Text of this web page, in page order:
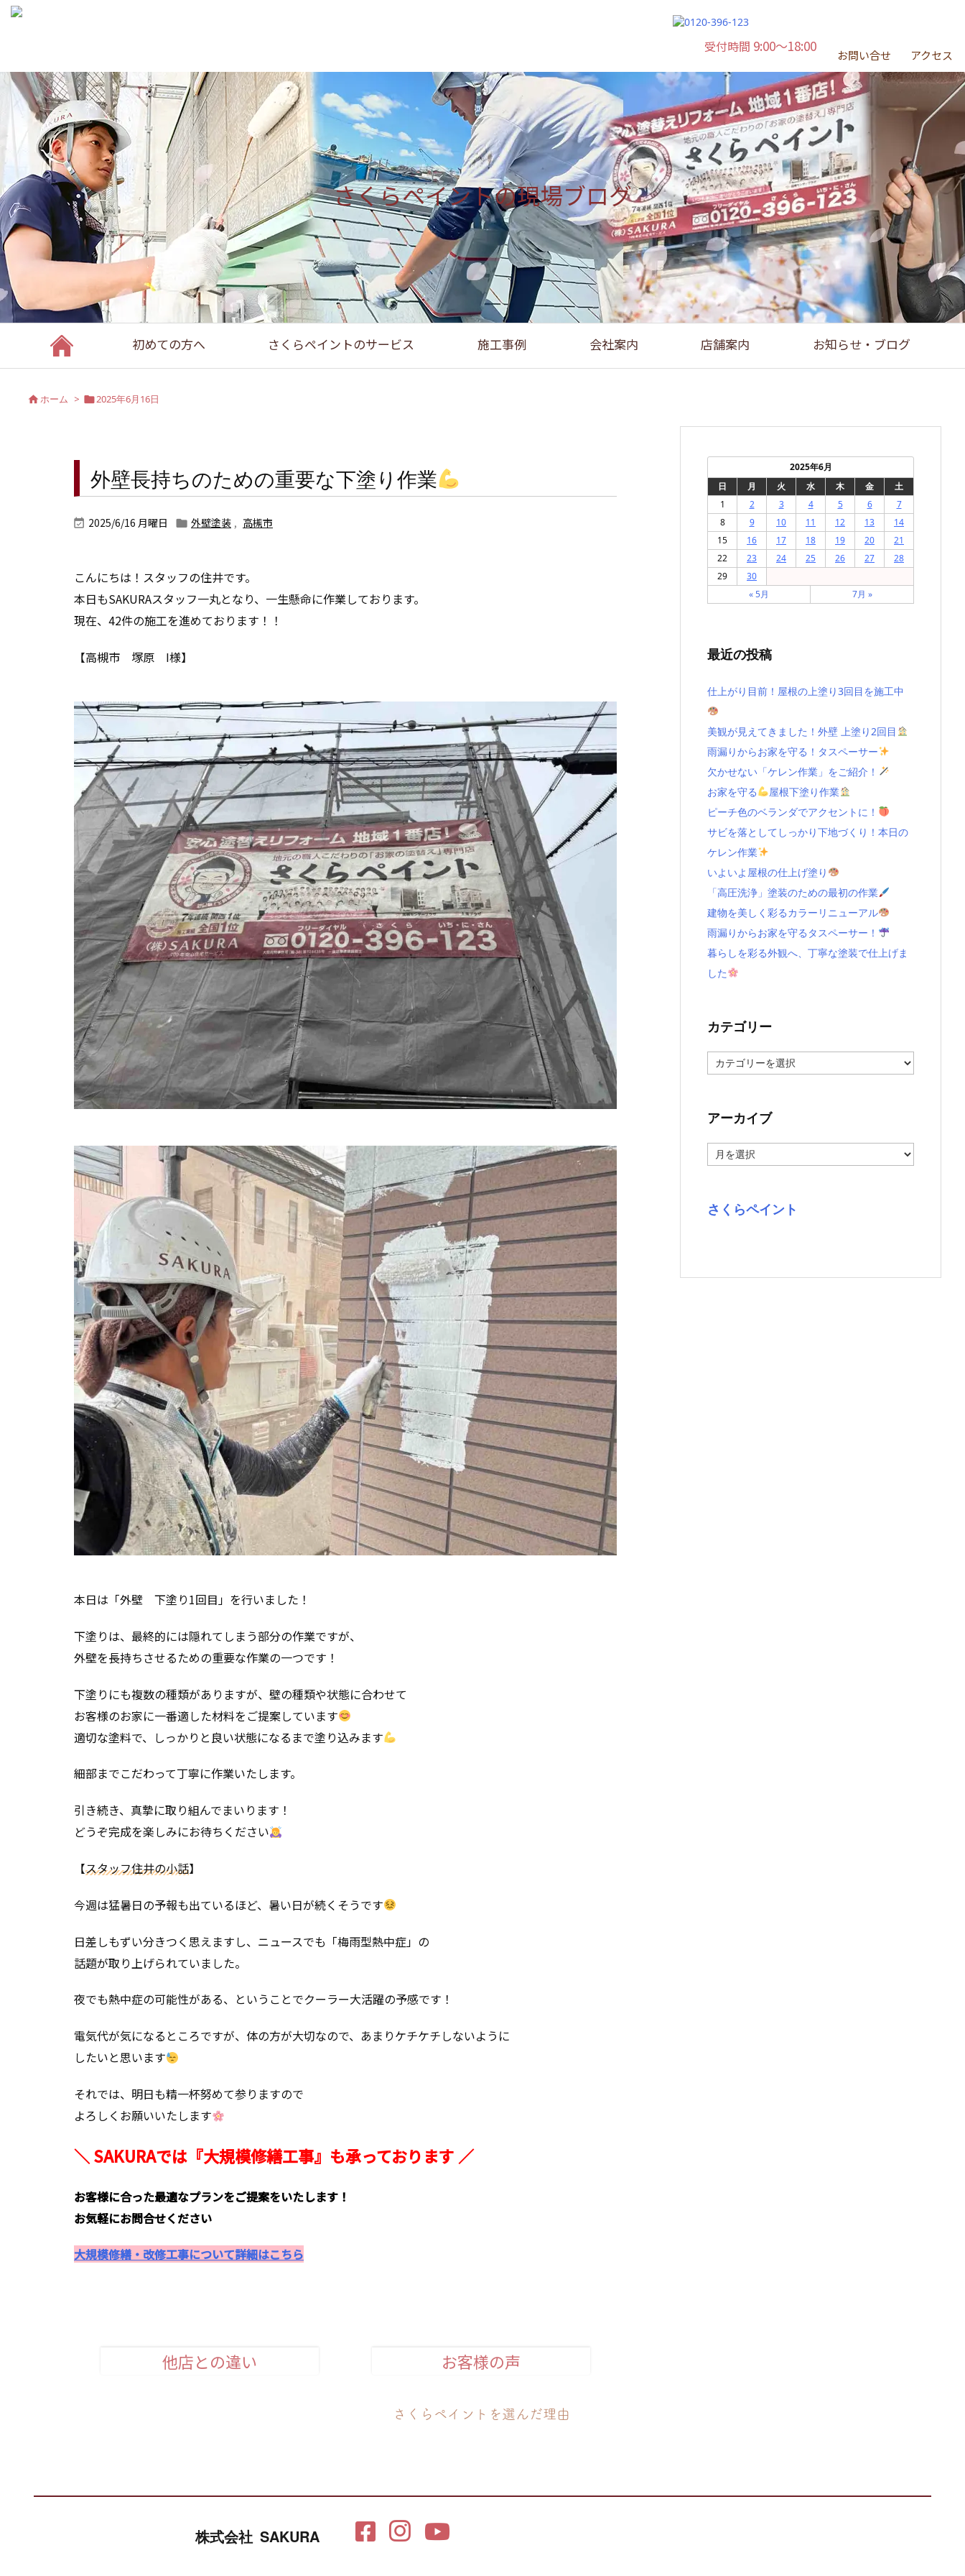
受付時間 9:00～18:00
お問い合せ アクセス
さくらペイントの現場ブログ
初めての方へ さくらペイントのサービス 施工事例 会社案内 店舗案内 お知らせ・ブログ
ホーム > 2025年6月16日
外壁長持ちのための重要な下塗り作業
 2025/6/16 月曜日  外壁塗装 , 高槻市
こんにちは！スタッフの住井です。
本日もSAKURAスタッフ一丸となり、一生懸命に作業しております。
現在、42件の施工を進めております！！
【高槻市 塚原 I様】
本日は「外壁 下塗り1回目」を行いました！
下塗りは、最終的には隠れてしまう部分の作業ですが、
外壁を長持ちさせるための重要な作業の一つです！
下塗りにも複数の種類がありますが、壁の種類や状態に合わせて
お客様のお家に一番適した材料をご提案しています
適切な塗料で、しっかりと良い状態になるまで塗り込みます
細部までこだわって丁寧に作業いたします。
引き続き、真摯に取り組んでまいります！
どうぞ完成を楽しみにお待ちください
【スタッフ住井の小話】
今週は猛暑日の予報も出ているほど、暑い日が続くそうです
日差しもずい分きつく思えますし、ニュースでも「梅雨型熱中症」の
話題が取り上げられていました。
夜でも熱中症の可能性がある、ということでクーラー大活躍の予感です！
電気代が気になるところですが、体の方が大切なので、あまりケチケチしないように
したいと思います
それでは、明日も精一杯努めて参りますので
よろしくお願いいたします
＼ SAKURAでは『大規模修繕工事』も承っております ／
お客様に合った最適なプランをご提案をいたします！
お気軽にお問合せください
大規模修繕・改修工事について詳細はこちら
他店との違い
さくらペイントを選んだ理由
お客様の声
2025年6月
日
月 火 水 木 金
土
1
2 3 4 5 6
7
8
9 10 11 12 13
14
15
16 17 18 19 20
21
22
23 24 25 26 27
28
29
30
« 5月
7月 »
最近の投稿
仕上がり目前！屋根の上塗り3回目を施工中
美観が見えてきました！外壁 上塗り2回目
雨漏りからお家を守る！タスペーサー
欠かせない「ケレン作業」をご紹介！
お家を守る
屋根下塗り作業
ピーチ色のベランダでアクセントに！
サビを落としてしっかり下地づくり！本日の
ケレン作業
いよいよ屋根の仕上げ塗り
「高圧洗浄」塗装のための最初の作業
建物を美しく彩るカラーリニューアル
雨漏りからお家を守るタスペーサー！
暮らしを彩る外観へ、丁寧な塗装で仕上げま
した
カテゴリー
テ
ー
アーカイブ
ー
ブ
さくらペイント
株式会社 SAKURA